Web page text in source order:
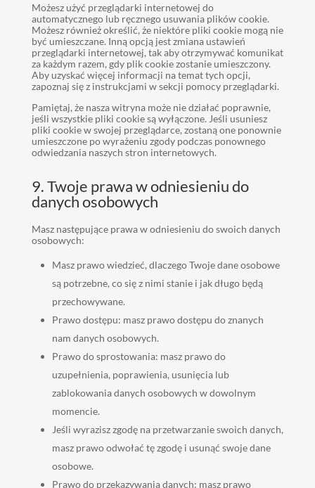
Możesz użyć przeglądarki internetowej do
automatycznego lub ręcznego usuwania plików cookie.
Możesz również określić, że niektóre pliki cookie mogą nie
być umieszczane. Inną opcją jest zmiana ustawień
przeglądarki internetowej, tak aby otrzymywać komunikat
za każdym razem, gdy plik cookie zostanie umieszczony.
Aby uzyskać więcej informacji na temat tych opcji,
zapoznaj się z instrukcjami w sekcji pomocy przeglądarki.
Pamiętaj, że nasza witryna może nie działać poprawnie,
jeśli wszystkie pliki cookie są wyłączone. Jeśli usuniesz
pliki cookie w swojej przeglądarce, zostaną one ponownie
umieszczone po wyrażeniu zgody podczas ponownego
odwiedzania naszych stron internetowych.
9. Twoje prawa w odniesieniu do
danych osobowych
Masz następujące prawa w odniesieniu do swoich danych
osobowych:
Masz prawo wiedzieć, dlaczego Twoje dane osobowe
są potrzebne, co się z nimi stanie i jak długo będą
przechowywane.
Prawo dostępu: masz prawo dostępu do znanych
nam danych osobowych.
Prawo do sprostowania: masz prawo do
uzupełnienia, poprawienia, usunięcia lub
zablokowania danych osobowych w dowolnym
momencie.
Jeśli wyrazisz zgodę na przetwarzanie swoich danych,
masz prawo odwołać tę zgodę i usunąć swoje dane
osobowe.
Prawo do przekazywania danych: masz prawo